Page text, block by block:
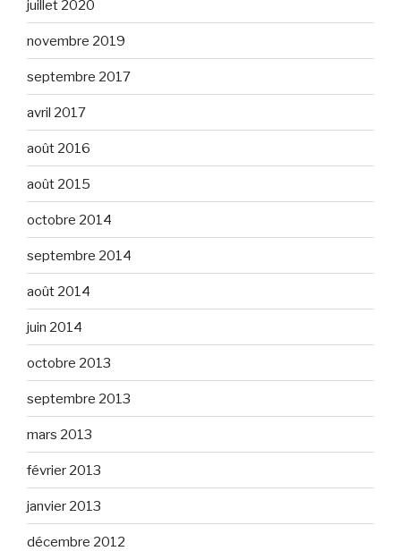
juillet 2020
novembre 2019
septembre 2017
avril 2017
août 2016
août 2015
octobre 2014
septembre 2014
août 2014
juin 2014
octobre 2013
septembre 2013
mars 2013
février 2013
janvier 2013
décembre 2012